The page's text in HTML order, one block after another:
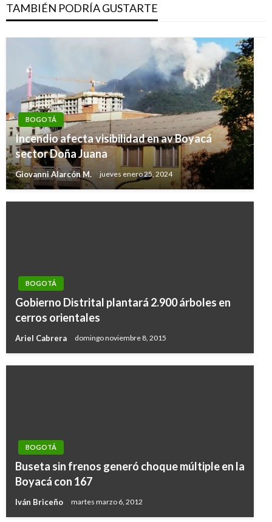
TAMBIÉN PODRÍA GUSTARTE
BOGOTÁ
Incendio afecta visibilidad en av Boyacá
sector Doña Juana
Giovanni Alarcón M. jueves enero 25, 2024
BOGOTÁ
Gobierno Distrital plantará 2.900 árboles en
cerros orientales
Ariel Cabrera domingo noviembre 8, 2015
BOGOTÁ
Buseta sin frenos generó choque múltiple en la
Boyacá con 167
Iván Briceño martes marzo 6, 2012